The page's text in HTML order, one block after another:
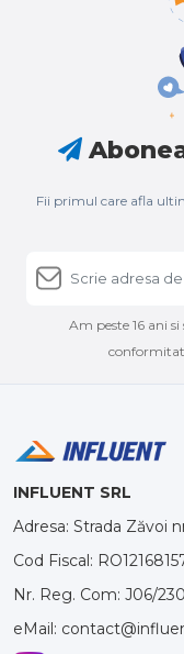
Fii primul care afla
Am peste 16 ani
INFLUENT SRL
Adresa: Strada Zăvoi
Cod Fiscal:
Nr. Reg. Com: J06/
eMail: